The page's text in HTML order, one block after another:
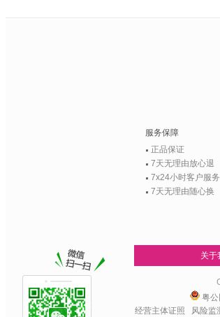
服务保障
正品保证
7天无理由放心退
7x24小时客户服务
7天无理由随心换
关于
粤
经营主体证照
风险监